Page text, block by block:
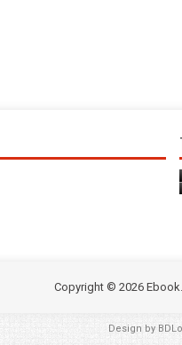
Copyright © 2026
Design by